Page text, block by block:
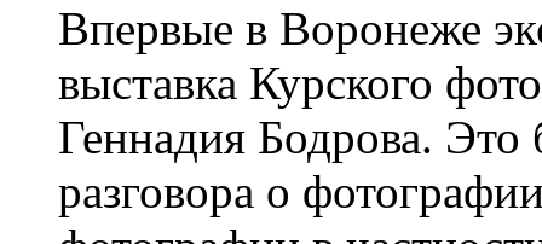
Впервые в Воронеже
выставка Курского
Геннадия Бодрова.
разговора о